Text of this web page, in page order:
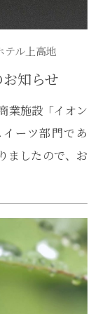
テル上高地
知らせ
業施設「イオン
ーツ部門であ
ましたので、お